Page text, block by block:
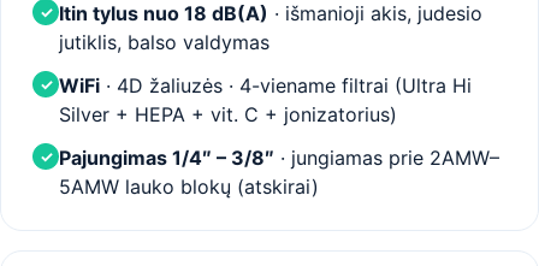
✓ Itin tylus nuo 18 dB(A) · išmanioji akis, judesio
jutiklis, balso valdymas
✓ WiFi · 4D žaliuzės · 4-viename filtrai (Ultra Hi
Silver + HEPA + vit. C + jonizatorius)
✓ Pajungimas 1/4″ – 3/8″ · jungiamas prie 2AMW–
5AMW lauko blokų (atskirai)